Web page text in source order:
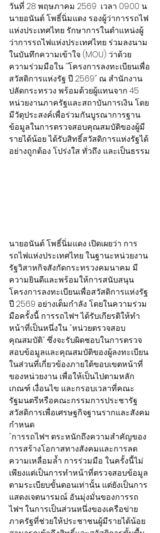
วันที่ 28 พฤษภาคม 2569  เวลา 09.00 น.
นายอนันต์ โพธิ์นิ่มแดง รองผู้ว่าการรถไฟ
แห่งประเทศไทย รักษาการในตำแหน่งผู้
ว่าการรถไฟแห่งประเทศไทย ร่วมลงนาม
ในบันทึกความเข้าใจ (MOU) ว่าด้วย
ความร่วมมือใน "โครงการลงทะเบียนเพื่อ
สวัสดิการแห่งรัฐ ปี 2569" ณ สำนักงาน
ปลัดกระทรวง พร้อมด้วยผู้แทนจาก 45
หน่วยงานภาครัฐและสถาบันการเงิน โดย
มีวัตุประสงค์เพื่อร่วมกันบูรณาการฐาน
ข้อมูลในการตรวจสอบคุณสมบัติของผู้มี
รายได้น้อย ได้รับสิทธิ์สวัสดิการแห่งรัฐได้
อย่างถูกต้อง โปร่งใส ทั่วถึง และเป็นธรรม
นายอนันต์ โพธิ์นิ่มแดง เปิดเผยว่า การ
รถไฟแห่งประเทศไทย ในฐานะหน่วยงาน
รัฐวิสาหกิจสังกัดกระทรวงคมนาคม มี
ความยินดีและพร้อมให้การสนับสนุน
โครงการลงทะเบียนเพื่อสวัสดิการแห่งรัฐ
ปี 2569 อย่างเต็มกำลัง โดยในความร่วม
มือครั้งนี้ การรถไฟฯ ได้รับเกียรติให้ทำ
หน้าที่เป็นหนึ่งใน "หน่วยตรวจสอบ
คุณสมบัติ" ซึ่งจะรับผิดชอบในการตรวจ
สอบข้อมูลและคุณสมบัติของผู้ลงทะเบียน
ในส่วนที่เกี่ยวข้องภายใต้ขอบเขตหน้าที่
ของหน่วยงาน เพื่อให้เป็นไปตามหลัก
เกณฑ์ เงื่อนไข และกรอบเวลาที่คณะ
รัฐมนตรีหรือคณะกรรมการประชารัฐ
สวัสดิการเพื่อเศรษฐกิจฐานรากและสังคม
กำหนด
"การรถไฟฯ ตระหนักถึงความสำคัญของ
การสร้างโอกาสทางสังคมและการลด
ความเหลื่อมล้ำ การร่วมมือ ในครั้งนี้ไม่
เพียงแต่เป็นการทำหน้าที่ตรวจสอบข้อมูล
ตามระเบียบขั้นตอนเท่านั้น แต่ยังเป็นการ
แสดงเจตนารมณ์ อันมุ่งมั่นของการรถ
ไฟฯ ในการเป็นส่วนหนึ่งของเครือข่าย
ภาครัฐที่ช่วยให้ประชาชนผู้มีรายได้น้อย